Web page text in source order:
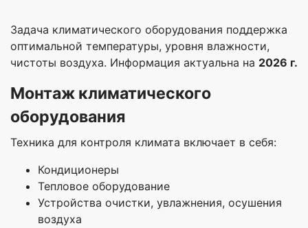
Задача климатического оборудования поддержка
оптимальной температуры, уровня влажности,
чистоты воздуха. Информация актуальна на 2026 г.
Монтаж климатического
оборудования
Техника для контроля климата включает в себя:
Кондиционеры
Тепловое оборудование
Устройства очистки, увлажнения, осушения
воздуха